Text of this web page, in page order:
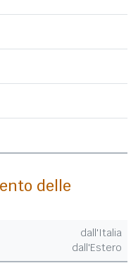
delle
dall'Italia
dall'Estero